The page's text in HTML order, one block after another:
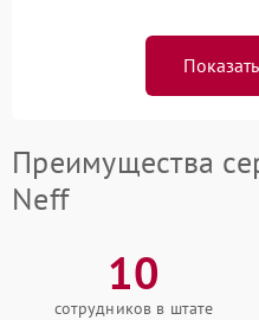
Преимущества
Neff
10
сотрудников в штате